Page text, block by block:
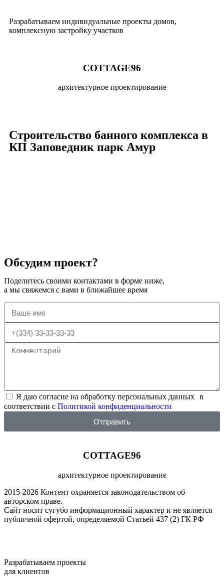
Разрабатываем индивидуальные проекты домов,
комплексную застройку участков
COTTAGE96
архитектурное проектирование
Строительство банного комплекса в
КП Заповедник парк Амур
Обсудим проект?
Поделитесь своими контактами в форме ниже,
а мы свяжемся с вами в ближайшее время
Я даю согласие на обработку персональных данных в
соответствии с Политикой конфиденциальности
Отправить
COTTAGE96
архитектурное проектирование
2015-2026 Контент охраняется законодательством об
авторском праве.
Сайт носит сугубо информационный характер и не является
публичной офертой, определяемой Статьей 437 (2) ГК РФ
Разрабатываем проекты
для клиентов